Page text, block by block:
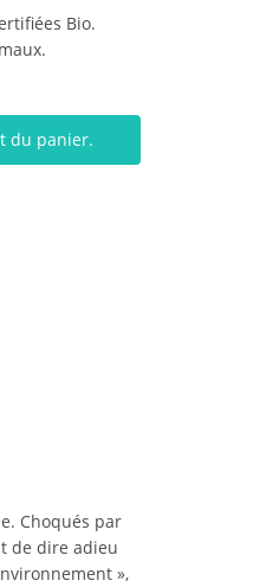
Bio.
du panier.
Choqués par
de dire adieu
»,